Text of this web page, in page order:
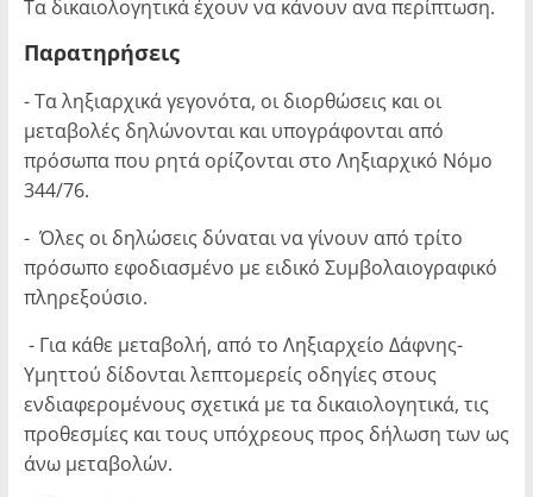
Τα δικαιολογητικά έχουν να κάνουν ανα περίπτωση.
Παρατηρήσεις
- Τα ληξιαρχικά γεγονότα, οι διορθώσεις και οι
μεταβολές δηλώνονται και υπογράφονται από
πρόσωπα που ρητά ορίζονται στο Ληξιαρχικό Νόμο
344/76.
- Όλες οι δηλώσεις δύναται να γίνουν από τρίτο
πρόσωπο εφοδιασμένο με ειδικό Συμβολαιογραφικό
πληρεξούσιο.
- Για κάθε μεταβολή, από το Ληξιαρχείο Δάφνης-
Υμηττού δίδονται λεπτομερείς οδηγίες στους
ενδιαφερομένους σχετικά με τα δικαιολογητικά, τις
προθεσμίες και τους υπόχρεους προς δήλωση των ως
άνω μεταβολών.